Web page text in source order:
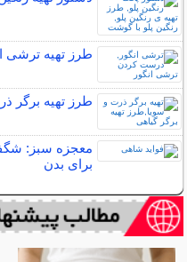
طرز تهیه ترشی
طرز تهیه برگر
معجزه سبز:
برای بدن